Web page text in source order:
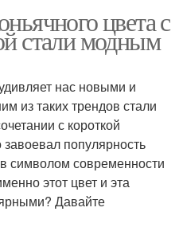
цвета с
стали модным
нас новыми и
из таких трендов стали
с короткой
популярность
символом современности
этот цвет и эта
Давайте